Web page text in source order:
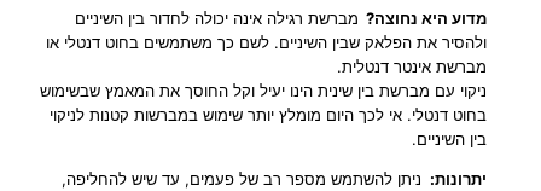
ש
י
י
י
–
מדוע היא נחוצה? מברשת רגילה אינה יכולה לחדור בין השיניים
ולהסיר את הפלאק שבין השיניים. לשם כך משתמשים בחוט דנטלי או
מברשת אינטר דנטלית.
ניקוי עם מברשת בין שינית הינו יעיל וקל החוסך את המאמץ שבשימוש
בחוט דנטלי. אי לכך היום מומלץ יותר שימוש במברשות קטנות לניקוי
בין השיניים.
יתרונות: ניתן להשתמש מספר רב של פעמים, עד שיש להחליפה,